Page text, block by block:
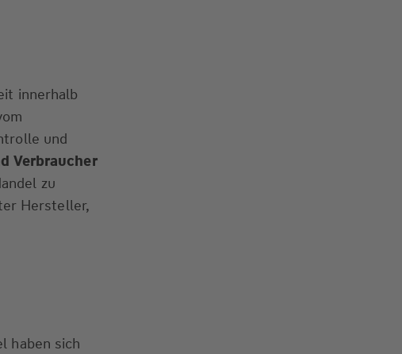
innerhalb
und
Verbraucher
zu
Hersteller,
haben sich